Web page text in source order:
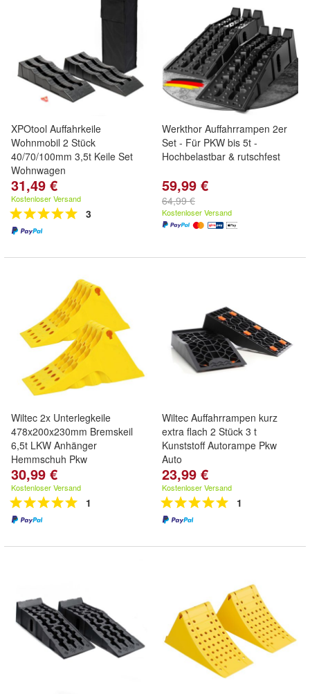
XPOtool Auffahrkeile
Wohnmobil 2 Stück
40/70/100mm 3,5t Keile Set
Wohnwagen
31,49 €
Kostenloser Versand
3
Werkthor Auffahrrampen 2er
Set - Für PKW bis 5t -
Hochbelastbar & rutschfest
59,99 €
64,99 €
Kostenloser Versand
Wiltec 2x Unterlegkeile
478x200x230mm Bremskeil
6,5t LKW Anhänger
Hemmschuh Pkw
30,99 €
Kostenloser Versand
1
Wiltec Auffahrrampen kurz
extra flach 2 Stück 3 t
Kunststoff Autorampe Pkw
Auto
23,99 €
Kostenloser Versand
1